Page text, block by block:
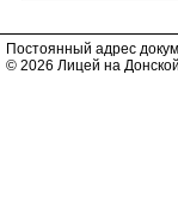
Постоянный адрес
© 2026 Лицей на Донской